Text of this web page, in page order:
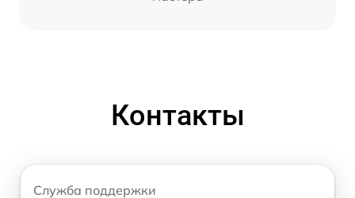
Контакты
Служба поддержки